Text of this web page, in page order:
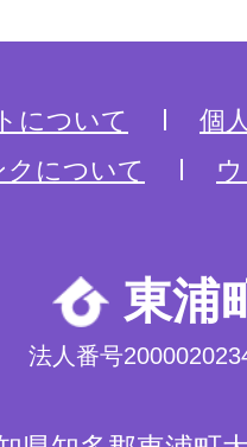
について
個
クについて
東浦
法人番号